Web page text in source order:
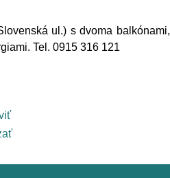
ul.) s dvoma balkónami,
Tel. 0915 316 121